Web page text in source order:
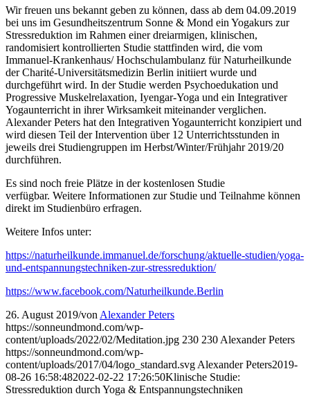
Wir freuen uns bekannt geben zu können, dass ab dem 04.09.2019
bei uns im Gesundheitszentrum Sonne & Mond ein Yogakurs zur
Stressreduktion im Rahmen einer dreiarmigen, klinischen,
randomisiert kontrollierten Studie stattfinden wird, die vom
Immanuel-Krankenhaus/ Hochschulambulanz für Naturheilkunde
der Charité-Universitätsmedizin Berlin initiiert wurde und
durchgeführt wird. In der Studie werden Psychoedukation und
Progressive Muskelrelaxation, Iyengar-Yoga und ein Integrativer
Yogaunterricht in ihrer Wirksamkeit miteinander verglichen.
Alexander Peters hat den Integrativen Yogaunterricht konzipiert und
wird diesen Teil der Intervention über 12 Unterrichtsstunden in
jeweils drei Studiengruppen im Herbst/Winter/Frühjahr 2019/20
durchführen.
Es sind noch freie Plätze in der kostenlosen Studie
verfügbar. Weitere Informationen zur Studie und Teilnahme können
direkt im Studienbüro erfragen.
Weitere Infos unter:
https://naturheilkunde.immanuel.de/forschung/aktuelle-studien/yoga-
und-entspannungstechniken-zur-stressreduktion/
https://www.facebook.com/Naturheilkunde.Berlin
26. August 2019/von Alexander Peters
https://sonneundmond.com/wp-
content/uploads/2022/02/Meditation.jpg 230 230 Alexander Peters
https://sonneundmond.com/wp-
content/uploads/2017/04/logo_standard.svg Alexander Peters2019-
08-26 16:58:482022-02-22 17:26:50Klinische Studie:
Stressreduktion durch Yoga & Entspannungstechniken